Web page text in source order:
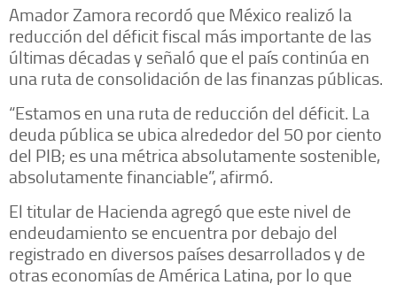
Amador Zamora recordó que México realizó la
reducción del déficit fiscal más importante de las
últimas décadas y señaló que el país continúa en
una ruta de consolidación de las finanzas públicas.
“Estamos en una ruta de reducción del déficit. La
deuda pública se ubica alrededor del 50 por ciento
del PIB; es una métrica absolutamente sostenible,
absolutamente financiable”, afirmó.
El titular de Hacienda agregó que este nivel de
endeudamiento se encuentra por debajo del
registrado en diversos países desarrollados y de
otras economías de América Latina, por lo que